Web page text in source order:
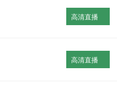
高清直播
高清直播